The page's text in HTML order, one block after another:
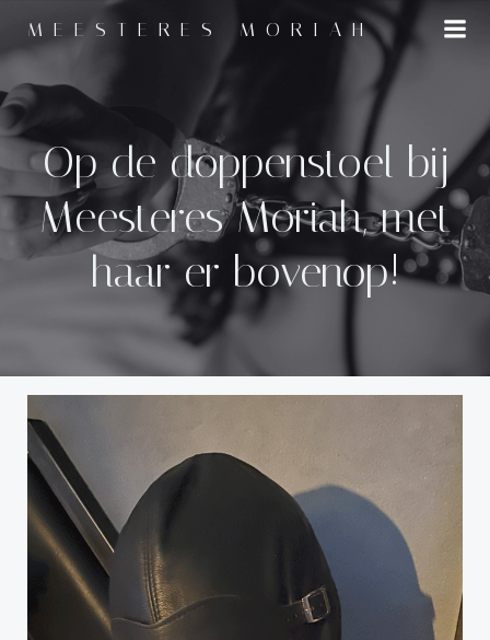
de
MEESTERES MORIAH
Op de doppenstoel bij
Meesteres Moriah, met
haar er bovenop!